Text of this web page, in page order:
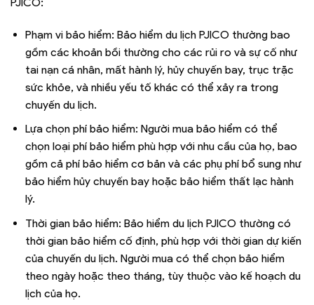
Phạm vi bảo hiểm: Bảo hiểm du lịch PJICO thường bao
gồm các khoản bồi thường cho các rủi ro và sự cố như
tai nạn cá nhân, mất hành lý, hủy chuyến bay, trục trặc
sức khỏe, và nhiều yếu tố khác có thể xảy ra trong
chuyến du lịch.
Lựa chọn phí bảo hiểm: Người mua bảo hiểm có thể
chọn loại phí bảo hiểm phù hợp với nhu cầu của họ, bao
gồm cả phí bảo hiểm cơ bản và các phụ phí bổ sung như
bảo hiểm hủy chuyến bay hoặc bảo hiểm thất lạc hành
lý.
Thời gian bảo hiểm: Bảo hiểm du lịch PJICO thường có
thời gian bảo hiểm cố định, phù hợp với thời gian dự kiến
của chuyến du lịch. Người mua có thể chọn bảo hiểm
theo ngày hoặc theo tháng, tùy thuộc vào kế hoạch du
lịch của họ.